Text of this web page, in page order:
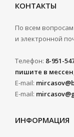
КОНТАКТЫ
По всем
и электронной
Телефон: 8-951-
пишите в
E-mail:
E-mail:
ИНФОРМАЦИЯ